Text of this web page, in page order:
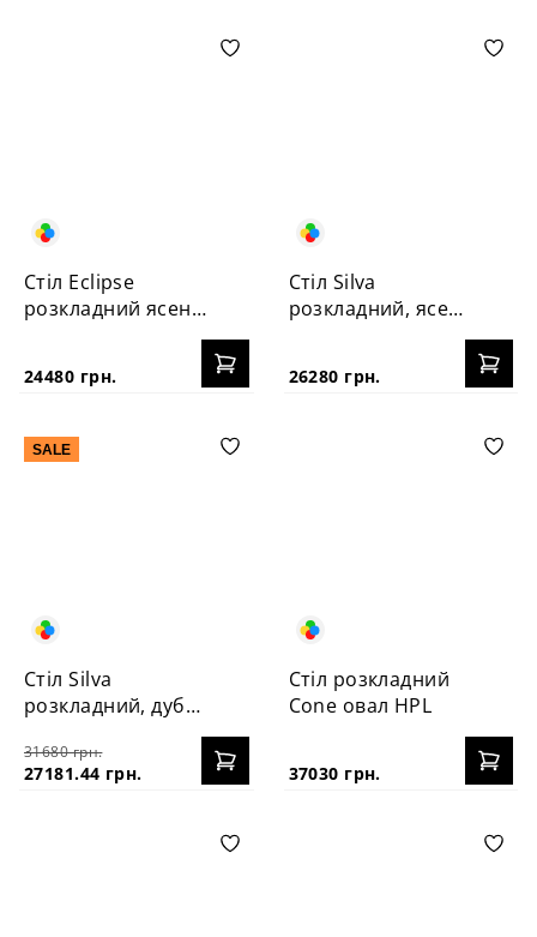
Стіл Eclipse
розкладний ясень
24480 грн.
Стіл Silva
розкладний, ясен
26280 грн.
SALE
Стіл Silva
розкладний, дуб
31680 грн.
27181.44 грн.
Стіл розкладний
Cone овал HPL
37030 грн.